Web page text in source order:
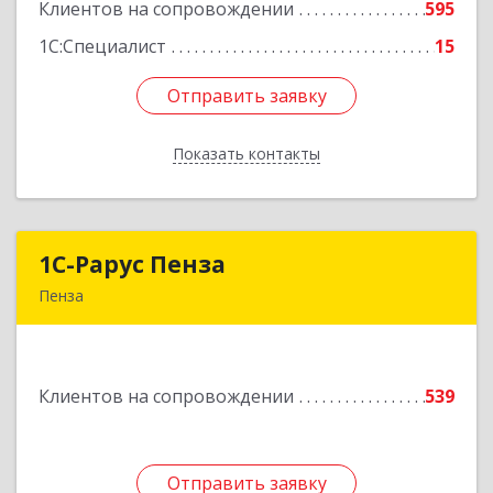
Клиентов на сопровождении
595
1С:Специалист
15
Отправить заявку
Показать контакты
Подробнее
Отправить заявку
Назад
1С-Рарус Пенза
Пенза
Клиентов на сопровождении 539
Отправить заявку
Подробнее
Отправить заявку